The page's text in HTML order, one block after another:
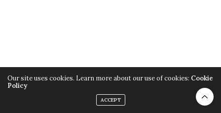
Our site uses cookies. Learn more about our use of cookies: Cookie
Policy
ACCEPT